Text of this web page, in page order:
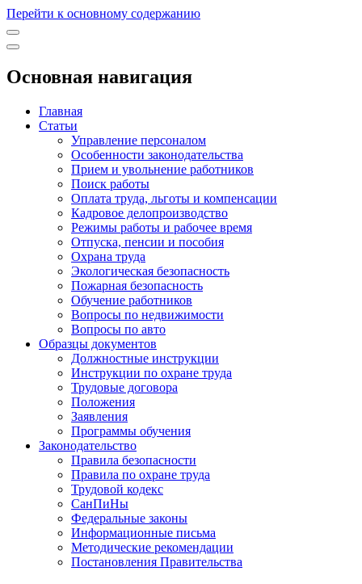
Перейти к основному содержанию
Основная навигация
Главная
Статьи
Управление персоналом
Особенности законодательства
Прием и увольнение работников
Поиск работы
Оплата труда, льготы и компенсации
Кадровое делопроизводство
Режимы работы и рабочее время
Отпуска, пенсии и пособия
Охрана труда
Экологическая безопасность
Пожарная безопасность
Обучение работников
Вопросы по недвижимости
Вопросы по авто
Образцы документов
Должностные инструкции
Инструкции по охране труда
Трудовые договора
Положения
Заявления
Программы обучения
Законодательство
Правила безопасности
Правила по охране труда
Трудовой кодекс
СанПиНы
Федеральные законы
Информационные письма
Методические рекомендации
Постановления Правительства